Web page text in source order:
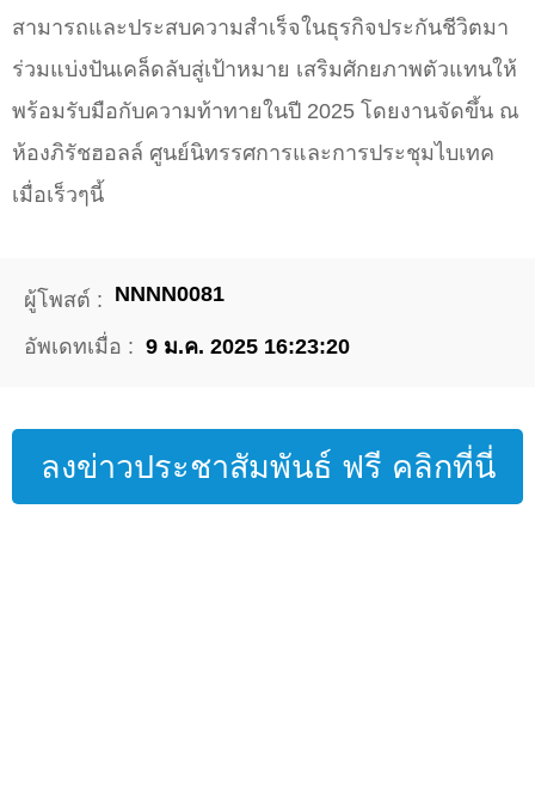
สามารถและประสบความสำเร็จในธุรกิจประกันชีวิตมา
ร่วมแบ่งปันเคล็ดลับสู่เป้าหมาย เสริมศักยภาพตัวแทนให้
พร้อมรับมือกับความท้าทายในปี 2025 โดยงานจัดขึ้น ณ
ห้องภิรัชฮอลล์ ศูนย์นิทรรศการและการประชุมไบเทค
เมื่อเร็วๆนี้
ผู้โพสต์ : NNNN0081
อัพเดทเมื่อ : 9 ม.ค. 2025 16:23:20
ลงข่าวประชาสัมพันธ์ ฟรี คลิกที่นี่